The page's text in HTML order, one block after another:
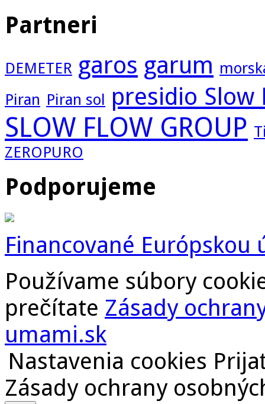
Partneri
DEMETER garos garum
Piran Piran sol presidio Slow
SLOW FLOW GROUP
ZEROPURO
Podporujeme
Financované
Používame súbory
prečítate Zásady
umami.sk
Nastavenia cookies
Zásady ochrany